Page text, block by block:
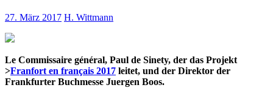
27. März 2017 H. Wittmann
Le Commissaire général, Paul de Sinety, der das Projekt
>Franfort en français 2017 leitet, und der Direktor der
Frankfurter Buchmesse Juergen Boos.